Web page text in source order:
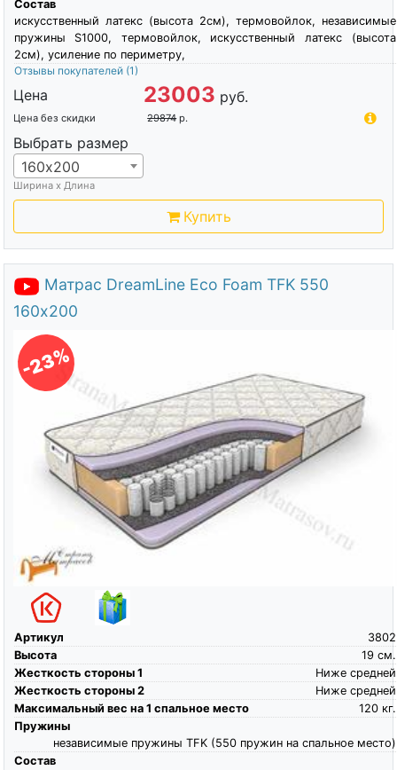
Состав
искусственный латекс (высота 2см), термовойлок, независимые
пружины S1000, термовойлок, искусственный латекс (высота
2см), усиление по периметру,
Отзывы покупателей (1)
Цена 23003 руб.
Цена без скидки 29874 р.
Выбрать размер
160х200
Ширина х Длина
Купить
Матрас DreamLine Eco Foam TFK 550
160х200
-23%
Артикул
3802
Высота
см.
19
Жесткость стороны 1
Ниже средней
Жесткость стороны 2
Ниже средней
Максимальный вес на 1 спальное место
кг.
120
Пружины
независимые пружины TFK (550 пружин на спальное место)
Состав